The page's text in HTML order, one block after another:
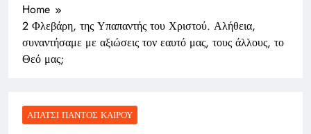
Home
2 Φλεβάρη, της Υπαπαντής του Χριστού. Αλήθεια,
συναντήσαμε με αξιώσεις τον εαυτό μας, τους άλλους, το
Θεό μας;
ΑΠΆΤΣΙ ΠΑΝΤΌΣ ΚΑΙΡΟΎ